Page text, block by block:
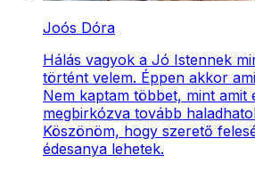
Joós Dóra
Hálás vagyok a Jó Istennek
történt velem. Éppen akkor
Nem kaptam többet, mint amit
megbirkózva tovább
Köszönöm, hogy szerető
édesanya lehetek.